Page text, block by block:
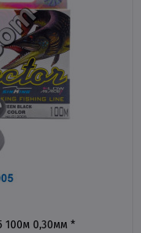
100м 0,30мм *